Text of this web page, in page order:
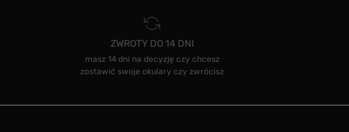
ZWROTY DO 14 DNI
masz 14 dni na decyzję czy chcesz
zostawić swoje okulary czy zwrócisz